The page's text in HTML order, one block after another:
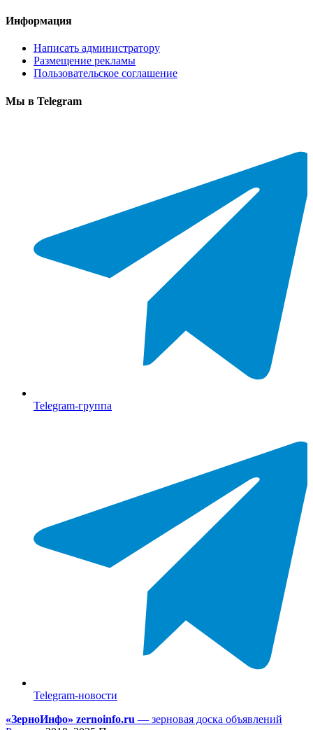
Информация
Написать администратору
Размещение рекламы
Пользовательское соглашение
Мы в Telegram
Telegram-группа
Telegram-новости
«ЗерноИнфо» zernoinfo.ru — зерновая доска объявлений